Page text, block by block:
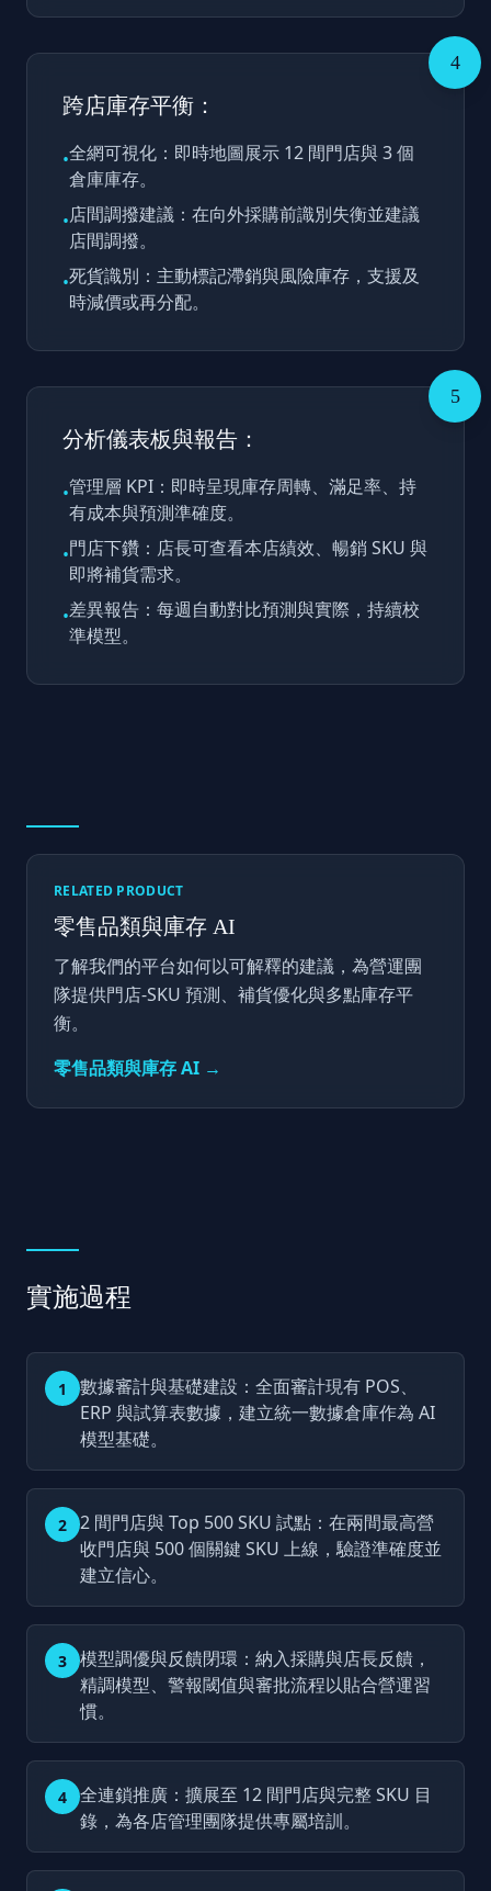
4
跨店庫存平衡：
•全網可視化：即時地圖展示 12 間門店與 3 個
倉庫庫存。
•店間調撥建議：在向外採購前識別失衡並建議
店間調撥。
•死貨識別：主動標記滯銷與風險庫存，支援及
時減價或再分配。
5
分析儀表板與報告：
•管理層 KPI：即時呈現庫存周轉、滿足率、持
有成本與預測準確度。
•門店下鑽：店長可查看本店績效、暢銷 SKU 與
即將補貨需求。
•差異報告：每週自動對比預測與實際，持續校
準模型。
RELATED PRODUCT
零售品類與庫存 AI
了解我們的平台如何以可解釋的建議，為營運團
隊提供門店-SKU 預測、補貨優化與多點庫存平
衡。
零售品類與庫存 AI →
實施過程
1
數據審計與基礎建設：全面審計現有 POS、
ERP 與試算表數據，建立統一數據倉庫作為 AI
模型基礎。
2
2 間門店與 Top 500 SKU 試點：在兩間最高營
收門店與 500 個關鍵 SKU 上線，驗證準確度並
建立信心。
3
模型調優與反饋閉環：納入採購與店長反饋，
精調模型、警報閾值與審批流程以貼合營運習
慣。
4
全連鎖推廣：擴展至 12 間門店與完整 SKU 目
錄，為各店管理團隊提供專屬培訓。